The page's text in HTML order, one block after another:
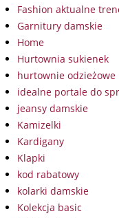
Fashion aktualne
Garnitury damskie
Home
Hurtownia sukienek
hurtownie odzieżowe
idealne portale do
jeansy damskie
Kamizelki
Kardigany
Klapki
kod rabatowy
kolarki damskie
Kolekcja basic